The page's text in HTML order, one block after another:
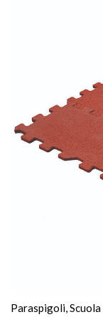
Paraspigoli,Scuola